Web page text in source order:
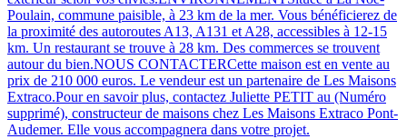
Poulain, commune paisible, à 23 km de la mer. Vous bénéficierez de
la proximité des autoroutes A13, A131 et A28, accessibles à 12-15
km. Un restaurant se trouve à 28 km. Des commerces se trouvent
autour du bien.NOUS CONTACTERCette maison est en vente au
prix de 210 000 euros. Le vendeur est un partenaire de Les Maisons
Extraco.Pour en savoir plus, contactez Juliette PETIT au (Numéro
supprimé), constructeur de maisons chez Les Maisons Extraco Pont-
Audemer. Elle vous accompagnera dans votre projet.